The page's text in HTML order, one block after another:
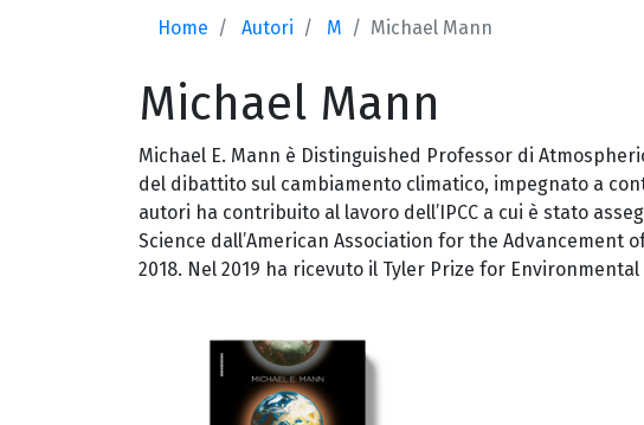
Home Autori M Michael Mann
Michael Mann
Michael E. Mann è Distinguished Professor di
del dibattito sul cambiamento climatico, impegnato a
autori ha contribuito al lavoro dell’IPCC a cui è stato
Science dall’American Association for the Advancement
2018. Nel 2019 ha ricevuto il Tyler Prize for